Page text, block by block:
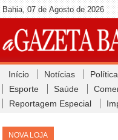
Bahia, 07 de Agosto de 2026
Início Notícias Política
Esporte
Saúde
Reportagem Especial
NOVA LOJA